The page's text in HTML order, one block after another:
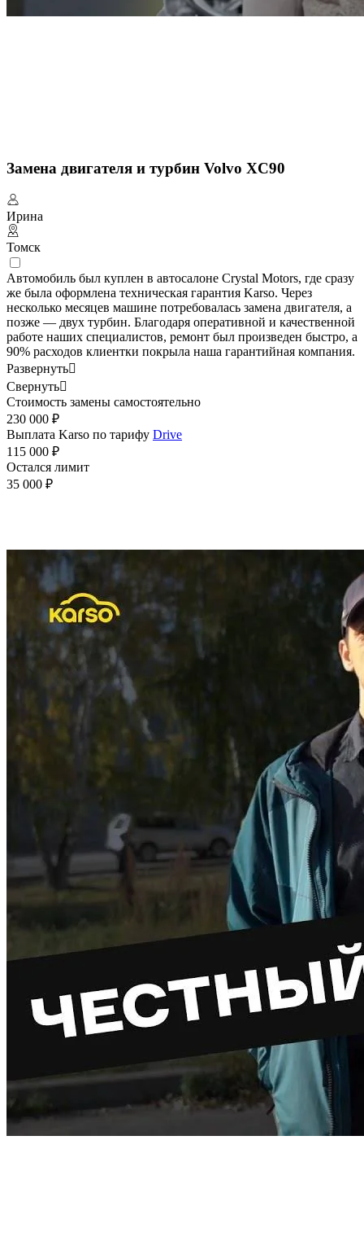
Замена двигателя и турбин Volvo XC90
Ирина
Томск
Автомобиль был куплен в автосалоне Crystal Motors, где сразу
же была оформлена техническая гарантия Karso. Через
несколько месяцев машине потребовалась замена двигателя, а
позже — двух турбин. Благодаря оперативной и качественной
работе наших специалистов, ремонт был произведен быстро, а
90% расходов клиентки покрыла наша гарантийная компания.
Развернуть
Свернуть
Стоимость замены самостоятельно
230 000 ₽
Выплата Karso по тарифу Drive
115 000 ₽
Остался лимит
35 000 ₽